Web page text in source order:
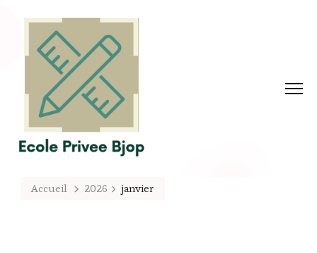
Accueil 2026 janvier